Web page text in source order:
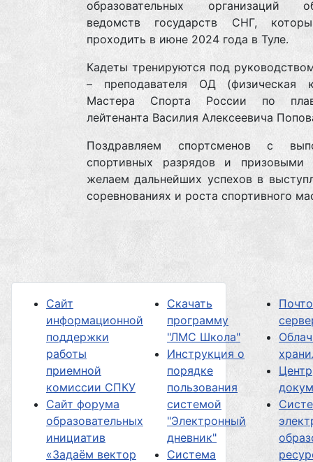
образовательных организаций
ведомств государств СНГ,
проходить в июне 2024 года в Туле.
Кадеты тренируются под
– преподавателя ОД (физическая
Мастера Спорта России по
лейтенанта Василия Алексеевича
Поздравляем спортсменов с
спортивных разрядов и призовыми
желаем дальнейших успехов в
соревнованиях и роста спортивного
Сайт
информационной
поддержки
работы
приемной
комиссии СПКУ
Сайт форума
образовательных
инициатив
«Задаём вектор
Скачать
программу
"ЛМС Школа"
Инструкция о
порядке
пользования
системой
"Электронный
дневник"
Система
Центр